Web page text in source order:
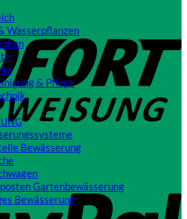
Wasserpflanzen
& Pflege
Bewässerung
Gartenbewässerung
Bewässerung